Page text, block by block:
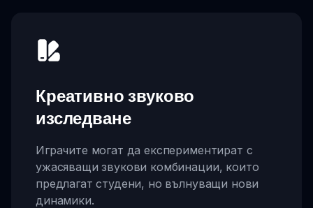
Креативно звуково
изследване
Играчите могат да експериментират с
ужасяващи звукови комбинации, които
предлагат студени, но вълнуващи нови
динамики.